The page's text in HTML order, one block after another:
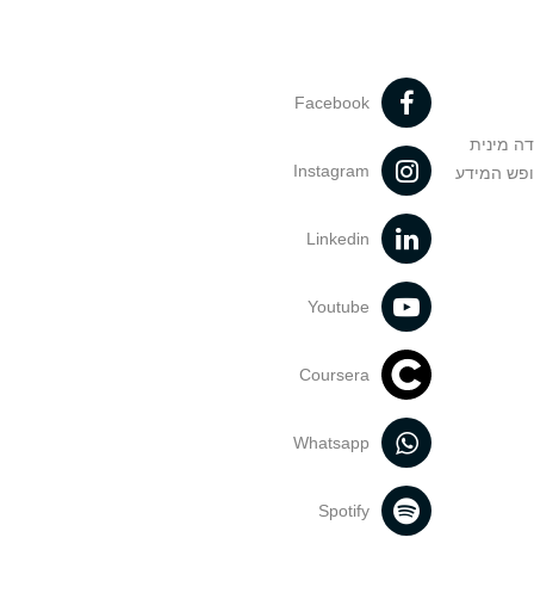
מינית
המידע
Facebook
Instagram
Linkedin
Youtube
Coursera
Whatsapp
Spotify